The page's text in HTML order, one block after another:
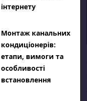
інтернету
Монтаж канальних
кондиціонерів:
етапи, вимоги та
особливості
встановлення